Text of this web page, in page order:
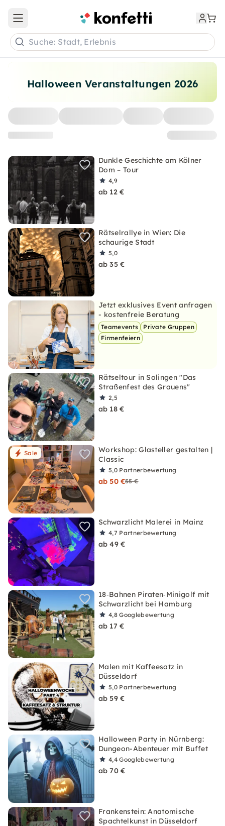
Halloween Veranstaltungen 2026
Dunkle Geschichte am Kölner
Dom – Tour
4,9
ab 12 €
Rätselrallye in Wien: Die
schaurige Stadt
5,0
ab 35 €
Jetzt exklusives Event anfragen
- kostenfreie Beratung
Teamevents
Private Gruppen
Firmenfeiern
Rätseltour in Solingen "Das
Straßenfest des Grauens"
2,5
ab 18 €
Sale
Workshop: Glasteller gestalten |
Classic
5,0 Partnerbewertung
ab 50 €55 €
Schwarzlicht Malerei in Mainz
4,7 Partnerbewertung
ab 49 €
18‑Bahnen Piraten‑Minigolf mit
Schwarzlicht bei Hamburg
4,8Googlebewertung
ab 17 €
Malen mit Kaffeesatz in
Düsseldorf
5,0 Partnerbewertung
ab 59 €
Halloween Party in Nürnberg:
Dungeon-Abenteuer mit Buffet
4,4Googlebewertung
ab 70 €
Frankenstein: Anatomische
Spachtelkunst in Düsseldorf
Open main menu
Suche: Stadt, Erlebnis